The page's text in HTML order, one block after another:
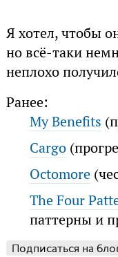
Я хотел, чтобы
но всё-таки
неплохо
Ранее:
My Benefits
Cargo
Octomore
The Four
паттерны и
Подписаться на